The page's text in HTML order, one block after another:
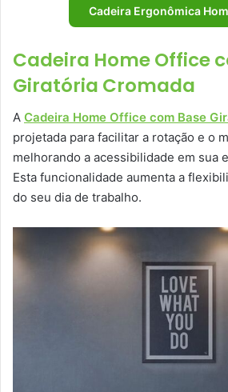
Cadeira Ergonômica
Cadeira Home Office
Giratória Cromada
A Cadeira Home Office com Base
projetada para facilitar a rotação e o
melhorando a acessibilidade em sua
Esta funcionalidade aumenta a
do seu dia de trabalho.